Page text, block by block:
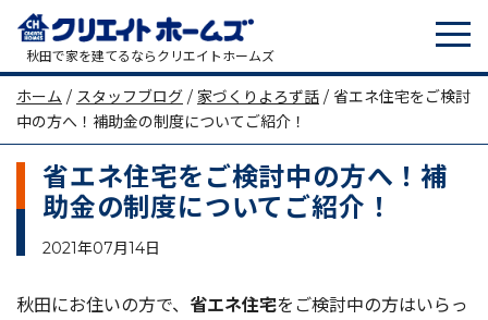
メインナビゲーション
秋田で家を建てるならクリエイトホームズ
ホーム / スタッフブログ / 家づくりよろず話 / 省エネ住宅をご検討
中の方へ！補助金の制度についてご紹介！
省エネ住宅をご検討中の方へ！補
助金の制度についてご紹介！
2021年07月14日
秋田にお住いの方で、 省エネ住宅をご検討中の方はいらっ